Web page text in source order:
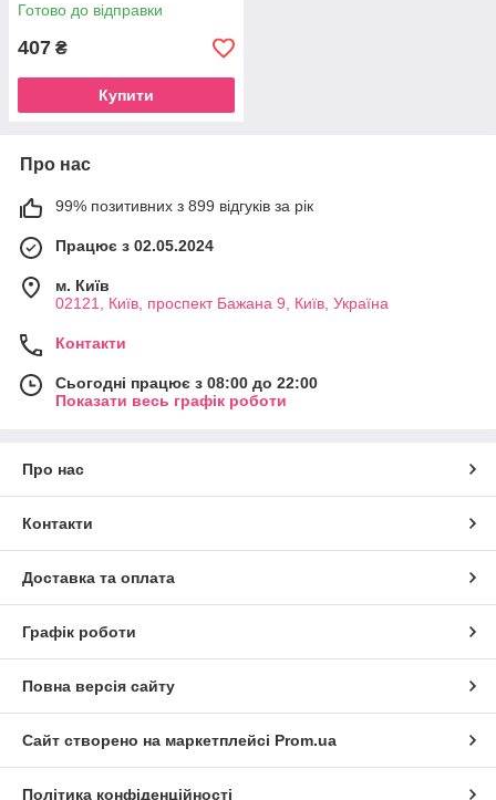
Готово до відправки
407 ₴
Купити
Про нас
99% позитивних з 899 відгуків за рік
Працює з 02.05.2024
м. Київ
02121, Київ, проспект Бажана 9, Київ, Україна
Контакти
Сьогодні працює з 08:00 до 22:00
Показати весь графік роботи
Про нас
Контакти
Доставка та оплата
Графік роботи
Повна версія сайту
Сайт створено на маркетплейсі Prom.ua
Політика конфіденційності